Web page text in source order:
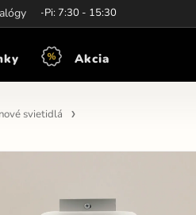
Po-Pi: 7:30 - 15:30
Akcia
svietidlá